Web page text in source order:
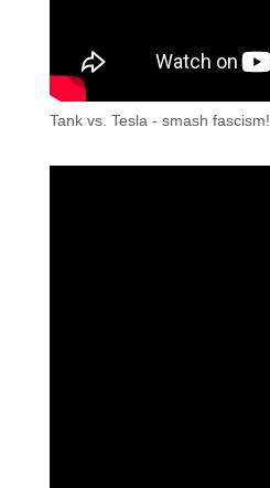
Tank vs. Tesla - smash fascism!